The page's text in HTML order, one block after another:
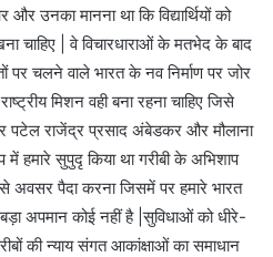
उनका मानना था कि विद्यार्थियों को
चाहिए | वे विचारधाराओं के मतभेद के बाद
पर चलने वाले भारत के नव निर्माण पर जोर
मिशन वही बना रहना चाहिए जिसे
पटेल राजेंद्र प्रसाद अंबेडकर और मौलाना
हमारे सुपुदृ किया था गरीबी के अभिशाप
पैदा करना जिसमें पर हमारे भारत
अपमान कोई नहीं है |सुविधाओं को धीरे-
की न्याय संगत आकांक्षाओं का समाधान